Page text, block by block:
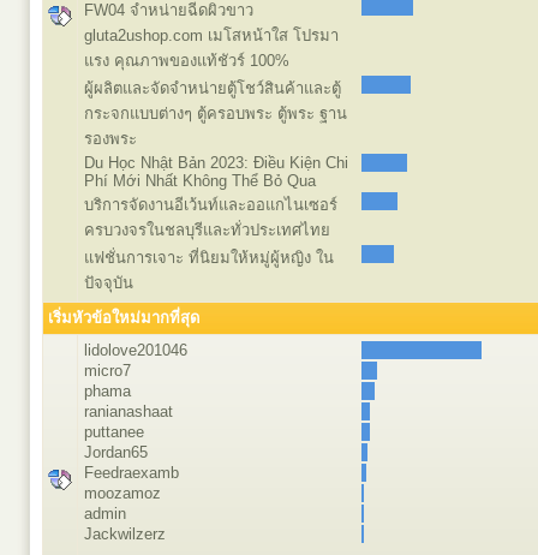
FW04 จำหน่ายฉีดผิวขาว
gluta2ushop.com เมโสหน้าใส โปรมา
แรง คุณภาพของแท้ชัวร์ 100%
ผู้ผลิตและจัดจำหน่ายตู้โชว์สินค้าและตู้
กระจกแบบต่างๆ ตู้ครอบพระ ตู้พระ ฐาน
รองพระ
Du Học Nhật Bản 2023: Điều Kiện Chi
Phí Mới Nhất Không Thể Bỏ Qua
บริการจัดงานอีเว้นท์และออแกไนเซอร์
ครบวงจรในชลบุรีและทั่วประเทศไทย
แฟชั่นการเจาะ ที่นิยมให้หมู่ผู้หญิง ใน
ปัจจุบัน
เริ่มหัวข้อใหม่มากที่สุด
lidolove201046
micro7
phama
ranianashaat
puttanee
Jordan65
Feedraexamb
moozamoz
admin
Jackwilzerz